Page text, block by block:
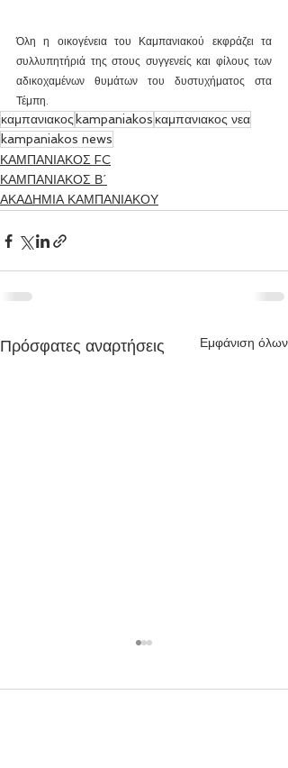
Όλη η οικογένεια του Καμπανιακού εκφράζει τα
συλλυπητήριά της στους συγγενείς και φίλους των
αδικοχαμένων θυμάτων του δυστυχήματος στα
Τέμπη.
καμπανιακος kampaniakos καμπανιακος νεα
kampaniakos news
ΚΑΜΠΑΝΙΑΚΟΣ FC
ΚΑΜΠΑΝΙΑΚΟΣ Β΄
ΑΚΑΔΗΜΙΑ ΚΑΜΠΑΝΙΑΚΟΥ
Πρόσφατες αναρτήσεις Εμφάνιση όλων